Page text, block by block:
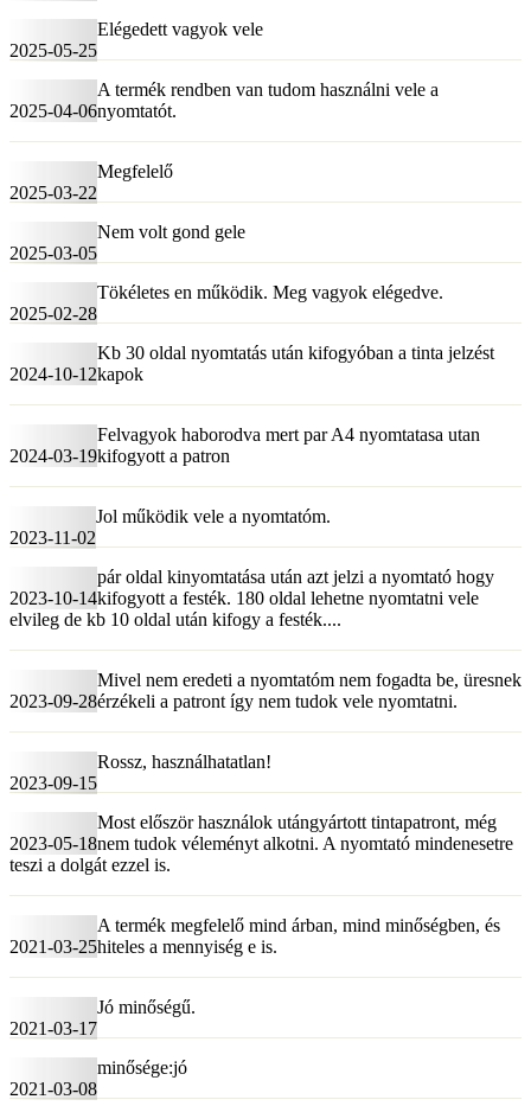
2025-05-25
Elégedett vagyok vele
2025-04-06
A termék rendben van tudom használni vele a
nyomtatót.
2025-03-22
Megfelelő
2025-03-05
Nem volt gond gele
2025-02-28
Tökéletes en működik. Meg vagyok elégedve.
2024-10-12
Kb 30 oldal nyomtatás után kifogyóban a tinta jelzést
kapok
2024-03-19
Felvagyok haborodva mert par A4 nyomtatasa utan
kifogyott a patron
2023-11-02
Jol működik vele a nyomtatóm.
2023-10-14
pár oldal kinyomtatása után azt jelzi a nyomtató hogy
kifogyott a festék. 180 oldal lehetne nyomtatni vele
elvileg de kb 10 oldal után kifogy a festék....
2023-09-28
Mivel nem eredeti a nyomtatóm nem fogadta be, üresnek
érzékeli a patront így nem tudok vele nyomtatni.
2023-09-15
Rossz, használhatatlan!
2023-05-18
Most először használok utángyártott tintapatront, még
nem tudok véleményt alkotni. A nyomtató mindenesetre
teszi a dolgát ezzel is.
2021-03-25
A termék megfelelő mind árban, mind minőségben, és
hiteles a mennyiség e is.
2021-03-17
Jó minőségű.
2021-03-08
minősége:jó